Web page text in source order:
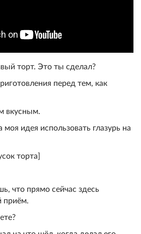
торт. Это ты сделал?
перед тем, как
вкусным.
идея использовать глазурь на
торта]
что прямо сейчас здесь
приём.